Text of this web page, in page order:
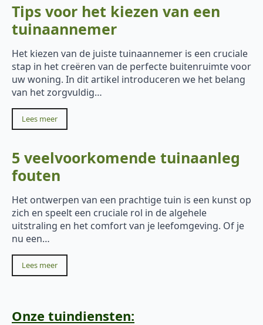
Tips voor het kiezen van een
tuinaannemer
Het kiezen van de juiste tuinaannemer is een cruciale
stap in het creëren van de perfecte buitenruimte voor
uw woning. In dit artikel introduceren we het belang
van het zorgvuldig…
Lees meer
5 veelvoorkomende tuinaanleg
fouten
Het ontwerpen van een prachtige tuin is een kunst op
zich en speelt een cruciale rol in de algehele
uitstraling en het comfort van je leefomgeving. Of je
nu een…
Lees meer
Onze tuindiensten: